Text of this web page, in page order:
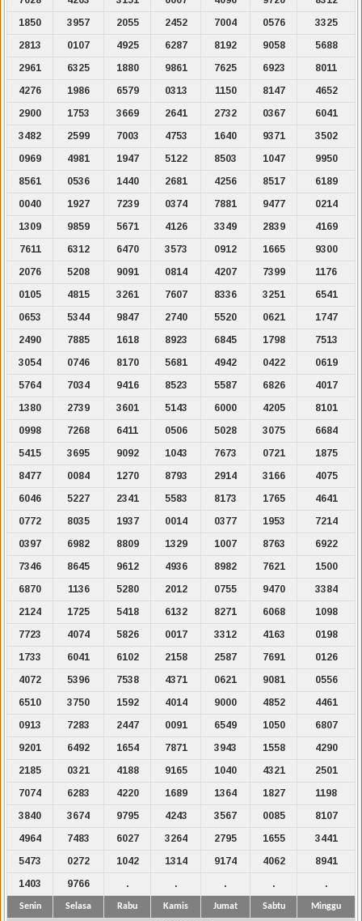
1850
3957 2055 2452 7004 0576
3325
2813
0107 4925 6287 8192 9058
5688
2961
6325 1880 9861 7625 6923
8011
4276
1986 6579 0313 1150 8147
4652
2900
1753 3669 2641 2732 0367
6041
3482
2599 7003 4753 1640 9371
3502
0969
4981 1947 5122 8503 1047
9950
8561
0536 1440 2681 4256 8517
6189
0040
1927 7239 0374 7881 9477
0214
1309
9859 5671 4126 3349 2839
4169
7611
6312 6470 3573 0912 1665
9300
2076
5208 9091 0814 4207 7399
1176
0105
4815 3261 7607 8336 3251
6541
0653
5344 9847 2740 5520 0621
1747
2490
7885 1618 8923 6845 1798
7513
3054
0746 8170 5681 4942 0422
0619
5764
7034 9416 8523 5587 6826
4017
1380
2739 3601 5143 6000 4205
8101
0998
7268 6411 0506 5028 3075
6684
5415
3695 9092 1043 7673 0721
1875
8477
0084 1270 8793 2914 3166
4075
6046
5227 2341 5583 8173 1765
4641
0772
8035 1937 0014 0377 1953
7214
0397
6982 8809 1329 1007 8763
6922
7346
8645 9612 4936 8982 7621
1500
6870
1136 5280 2012 0755 9470
3384
2124
1725 5418 6132 8271 6068
1098
7723
4074 5826 0017 3312 4163
0198
1733
6041 6102 2158 2587 7691
0126
4072
5396 7538 4371 0621 9081
0556
6510
3750 1592 4014 9000 4852
4461
0913
7283 2447 0091 6549 1050
6807
9201
6492 1654 7871 3943 1558
4290
2185
0321 4188 9165 1040 4321
2501
7074
6283 4220 1689 1364 1827
1198
3840
3674 9795 4243 3567 0085
8107
4964
7483 6027 3264 2795 1655
3441
5473
0272 1042 1314 9174 4062
8941
1403
9766 . . . . .
Senin Selasa Rabu Kamis Jumat Sabtu Minggu